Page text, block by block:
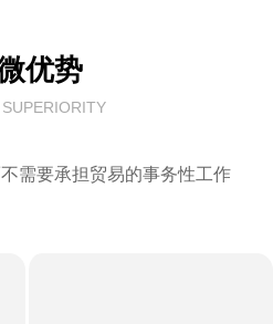
需要承担贸易的事务性工作
优势